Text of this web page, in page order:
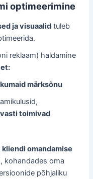
optimeerimine
ja visuaalid tuleb
reklaam) haldamine
märksõnu
toimivad
kliendi omandamise
, kohandades oma
põhjaliku